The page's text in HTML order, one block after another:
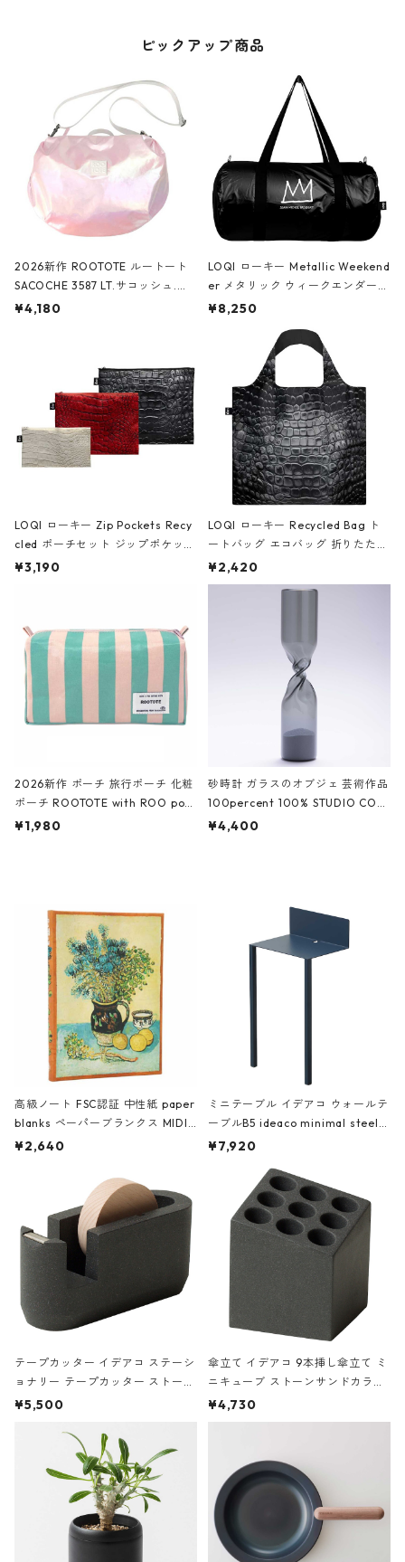
ピックアップ商品
2026新作 ROOTOTE ルートート
SACOCHE 3587 LT.サコッシュ.ル
ミエ-B ショルダーバッグ グロスピ
¥4,180
LOQI ローキー Metallic Weekend
er メタリック ウィークエンダー
ボストンバッグ ショルダーバッグ
Black ジャン=ミッシェル・バスキ
ア/クラウン ブラック
¥8,250
LOQI ローキー Zip Pockets Recy
cled ポーチセット ジップポケット
ファスナーポーチ 撥水加工 トラベ
ーガンディー、オフホワイト
¥3,190
LOQI ローキー Recycled Bag ト
ートバッグ エコバッグ 折りたたみ
大きめ 撥水加工 収納ポーチ CRO
CODILE/Black クロコダイル/ブラ
¥2,420
2026新作 ポーチ 旅行ポーチ 化粧
ポーチ ROOTOTE with ROO pou
ch 3532 ルートート WR.ポーチ.ラ
¥1,980
砂時計 ガラスのオブジェ 芸術作品
100percent 100% STUDIO COH
AKU Timeless 100パーセント ス
¥4,400
高級ノート FSC認証 中性紙 paper
blanks ペーパーブランクス MIDI
ハードカバー 罫線 ヴァン・ゴッホ
¥2,640
ミニテーブル イデアコ ウォールテ
ーブルB5 ideaco minimal steel f
urniture WALL Table B5 ネイビー
¥7,920
テープカッター イデアコ ステーシ
ョナリー テープカッター ストーン
サンドカラー 石調 ideaco Station
¥5,500
傘立て イデアコ 9本挿し傘立て ミ
ニキューブ ストーンサンドカラー
石調 ideaco Umbrella Stand CUB
E ストーンサンドブラック
¥4,730